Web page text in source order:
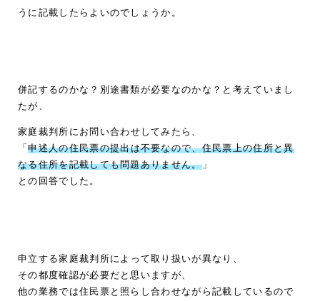
うに記載したらよいのでしょうか。
併記するのかな？別途書類が必要なのかな？と考えていまし
たが、
家庭裁判所にお問い合わせしてみたら、
「申述人の住民票の提出は不要なので、住民票上の住所と異
なる住所を記載しても問題ありません。」
との回答でした。
申立する家庭裁判所によって取り扱いが異なり、
その都度確認が必要だと思いますが、
他の業務では住民票と照らし合わせながら記載しているので